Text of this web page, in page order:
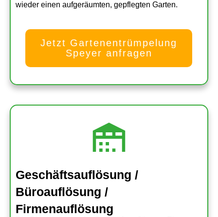
wieder einen aufgeräumten, gepflegten Garten.
Jetzt Gartenentrümpelung
Speyer anfragen
Geschäftsauflösung /
Büroauflösung /
Firmenauflösung